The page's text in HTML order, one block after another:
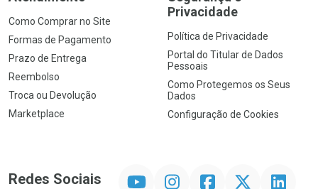
Como Comprar no Site
Formas de Pagamento
Prazo de Entrega
Reembolso
Troca ou Devolução
Marketplace
Privacidade
Política de Privacidade
Portal do Titular de Dados
Pessoais
Como Protegemos os Seus
Dados
Configuração de Cookies
Redes Sociais InstagramFacebookTwitter Linkedin